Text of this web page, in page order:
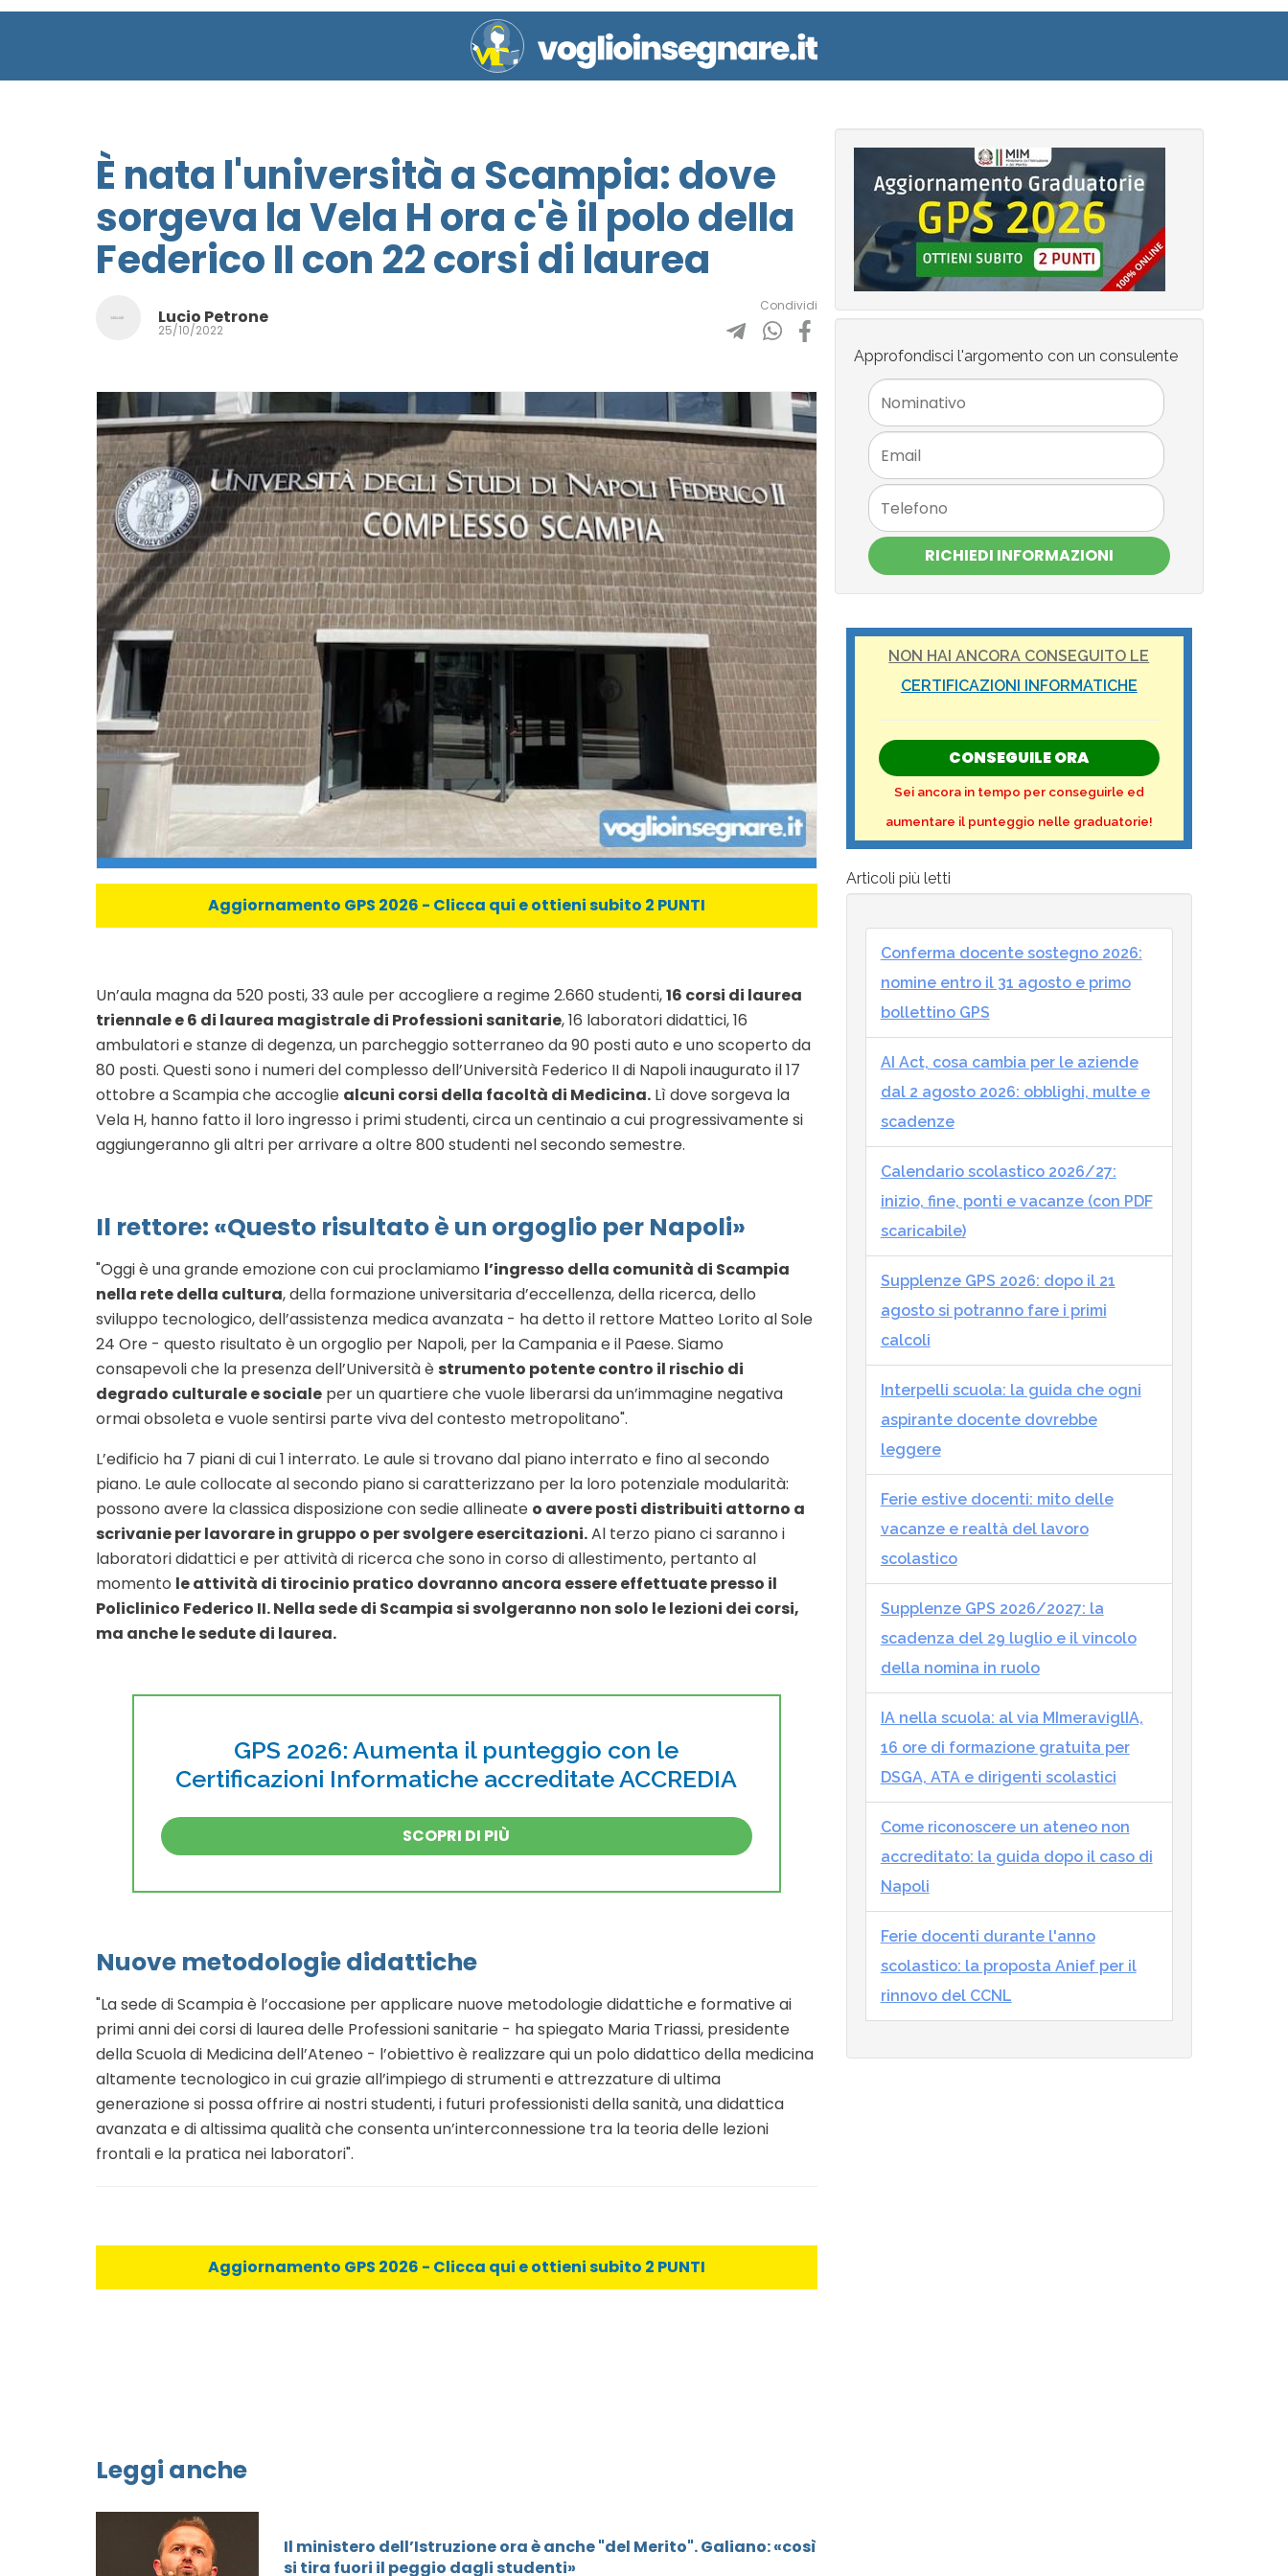
È nata l'università a Scampia: dove
sorgeva la Vela H ora c'è il polo della
Federico II con 22 corsi di laurea
Lucio Petrone
25/10/2022
Condividi
Aggiornamento GPS 2026 - Clicca qui e ottieni subito 2 PUNTI
Un’aula magna da 520 posti, 33 aule per accogliere a regime 2.660 studenti,16 corsi di laurea
triennale e 6 di laurea magistrale di Professioni sanitarie, 16 laboratori didattici, 16
ambulatori e stanze di degenza, un parcheggio sotterraneo da 90 posti auto e uno scoperto da
80 posti. Questi sono i numeri del complesso dell’Università Federico II di Napoli inaugurato il 17
ottobre a Scampia che accoglie alcuni corsi della facoltà di Medicina. Lì dove sorgeva la
Vela H, hanno fatto il loro ingresso i primi studenti, circa un centinaio a cui progressivamente si
aggiungeranno gli altri per arrivare a oltre 800 studenti nel secondo semestre.
Il rettore: «Questo risultato è un orgoglio per Napoli»
"Oggi è una grande emozione con cui proclamiamo l’ingresso della comunità di Scampia
nella rete della cultura, della formazione universitaria d’eccellenza, della ricerca, dello
sviluppo tecnologico, dell’assistenza medica avanzata - ha detto il rettore Matteo Lorito al Sole
24 Ore - questo risultato è un orgoglio per Napoli, per la Campania e il Paese. Siamo
consapevoli che la presenza dell’Università è strumento potente contro il rischio di
degrado culturale e sociale per un quartiere che vuole liberarsi da un’immagine negativa
ormai obsoleta e vuole sentirsi parte viva del contesto metropolitano".
L’edificio ha 7 piani di cui 1 interrato. Le aule si trovano dal piano interrato e fino al secondo
piano. Le aule collocate al secondo piano si caratterizzano per la loro potenziale modularità:
possono avere la classica disposizione con sedie allineate o avere posti distribuiti attorno a
scrivanie per lavorare in gruppo o per svolgere esercitazioni.Al terzo piano ci saranno i
laboratori didattici e per attività di ricerca che sono in corso di allestimento, pertanto al
momento le attività di tirocinio pratico dovranno ancora essere effettuate presso il
Policlinico Federico II. Nella sede di Scampia si svolgeranno non solo le lezioni dei corsi,
ma anche le sedute di laurea.
GPS 2026: Aumenta il punteggio con le
Certificazioni Informatiche accreditate ACCREDIA
SCOPRI DI PIÙ
Nuove metodologie didattiche
"La sede di Scampia è l’occasione per applicare nuove metodologie didattiche e formative ai
primi anni dei corsi di laurea delle Professioni sanitarie - ha spiegato Maria Triassi, presidente
della Scuola di Medicina dell’Ateneo - l’obiettivo è realizzare qui un polo didattico della medicina
altamente tecnologico in cui grazie all’impiego di strumenti e attrezzature di ultima
generazione si possa offrire ai nostri studenti, i futuri professionisti della sanità, una didattica
avanzata e di altissima qualità che consenta un’interconnessione tra la teoria delle lezioni
frontali e la pratica nei laboratori".
Aggiornamento GPS 2026 - Clicca qui e ottieni subito 2 PUNTI
Leggi anche
Il ministero dell’Istruzione ora è anche "del Merito". Galiano: «così
si tira fuori il peggio dagli studenti»
Approfondisci l'argomento con un consulente
RICHIEDI INFORMAZIONI
NON HAI ANCORA CONSEGUITO LE
CERTIFICAZIONI INFORMATICHE
CONSEGUILE ORA
Sei ancora in tempo per conseguirle ed
aumentare il punteggio nelle graduatorie!
Articoli più letti
Conferma docente sostegno 2026:
nomine entro il 31 agosto e primo
bollettino GPS
AI Act, cosa cambia per le aziende
dal 2 agosto 2026: obblighi, multe e
scadenze
Calendario scolastico 2026/27:
inizio, fine, ponti e vacanze (con PDF
scaricabile)
Supplenze GPS 2026: dopo il 21
agosto si potranno fare i primi
calcoli
Interpelli scuola: la guida che ogni
aspirante docente dovrebbe
leggere
Ferie estive docenti: mito delle
vacanze e realtà del lavoro
scolastico
Supplenze GPS 2026/2027: la
scadenza del 29 luglio e il vincolo
della nomina in ruolo
IA nella scuola: al via MImeraviglIA,
16 ore di formazione gratuita per
DSGA, ATA e dirigenti scolastici
Come riconoscere un ateneo non
accreditato: la guida dopo il caso di
Napoli
Ferie docenti durante l'anno
scolastico: la proposta Anief per il
rinnovo del CCNL